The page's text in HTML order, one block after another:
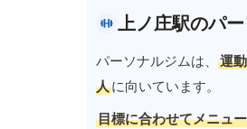
上ノ庄駅のパ
パーソナルジムは、 運
人に向いています。
目標に合わせてメニュ